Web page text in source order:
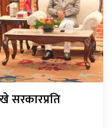
सरकारप्रति